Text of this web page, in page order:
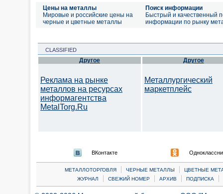
Цены на металлы
Мировые и российские цены на
черные и цветные металлы
Поиск информации
Быстрый и качественный
информации по рынку
CLASSIFIED
Другое
Реклама на рынке
металлов на ресурсах
информагентства
MetalTorg.Ru
Другое
Металлургический
маркетплейс
ВКонтакте
МЕТАЛЛОТОРГОВЛЯ | ЧЕРНЫЕ МЕТАЛЛЫ |
ЦВЕТНЫЕ
ЖУРНАЛ
| СВЕЖИЙ НОМЕР | АРХИВ | ПОДПИСКА |